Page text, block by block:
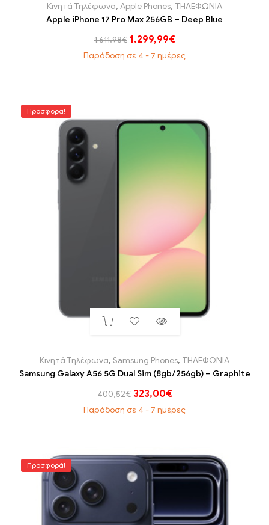
Κινητά Τηλέφωνα, Apple Phones, ΤΗΛΕΦΩΝΙΑ
Apple iPhone 17 Pro Max 256GB – Deep Blue
1.611,98€ 1.299,99€
Παράδοση σε 4 - 7 ημέρες
Προσφορά!
Κινητά Τηλέφωνα, Samsung Phones, ΤΗΛΕΦΩΝΙΑ
Samsung Galaxy A56 5G Dual Sim (8gb/256gb) – Graphite
400,52€ 323,00€
Παράδοση σε 4 - 7 ημέρες
Προσφορά!